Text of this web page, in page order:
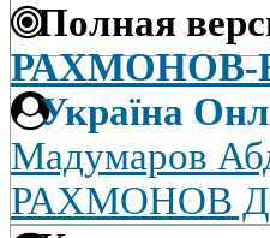
Полная
РАХМОНОВ-
Україна
Мадумаров
РАХМОНОВ